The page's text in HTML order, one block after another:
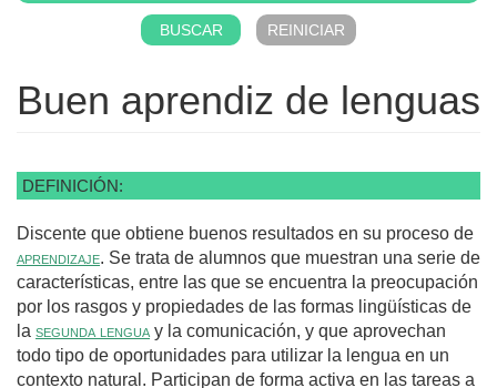
Buen aprendiz de lenguas
DEFINICIÓN:
Discente que obtiene buenos resultados en su proceso de
aprendizaje. Se trata de alumnos que muestran una serie de
características, entre las que se encuentra la preocupación
por los rasgos y propiedades de las formas lingüísticas de
la segunda lengua y la comunicación, y que aprovechan
todo tipo de oportunidades para utilizar la lengua en un
contexto natural. Participan de forma activa en las tareas a